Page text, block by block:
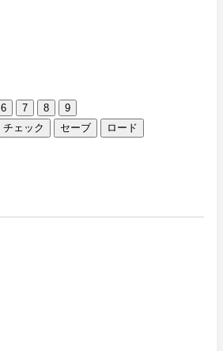
6 7 8
9
チェック セーブ ロード